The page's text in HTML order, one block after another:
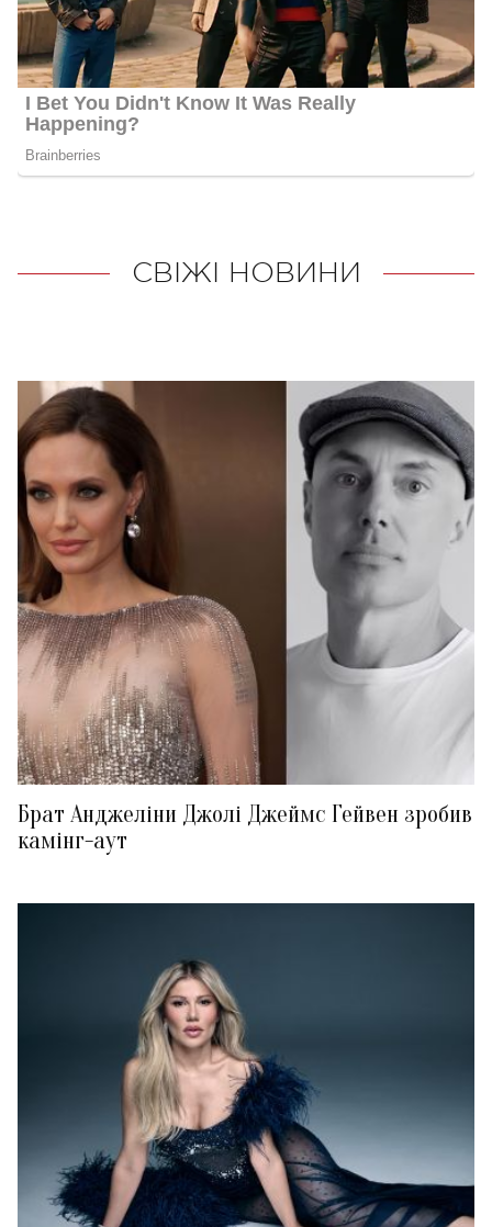
СВІЖІ НОВИНИ
Брат Анджеліни Джолі Джеймс Гейвен зробив
камінг-аут